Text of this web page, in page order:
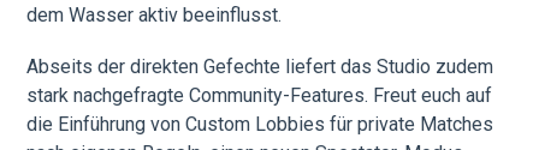
dem Wasser aktiv beeinflusst.
Abseits der direkten Gefechte liefert das Studio zudem
stark nachgefragte Community-Features. Freut euch auf
die Einführung von Custom Lobbies für private Matches